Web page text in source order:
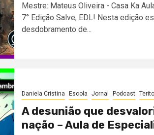
Mestre: Mateus Oliveira - Casa Ka
7° Edição Salve, EDL! Nesta edição
desdobramento de...
Daniela Cristina Escola Jornal Podcast
A desunião que
nação – Aula de